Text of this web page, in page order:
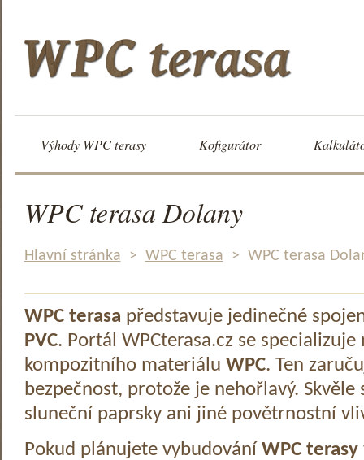
Výhody WPC terasy Kofigurátor
WPC terasa Dolany
Hlavní stránka > WPC terasa > WPC terasa
WPC terasa představuje jedinečné
PVC. Portál WPCterasa.cz se specializuje
kompozitního materiálu WPC. Ten
bezpečnost, protože je nehořlavý.
sluneční paprsky ani jiné povětrnostní
Pokud plánujete vybudování WPC terasy